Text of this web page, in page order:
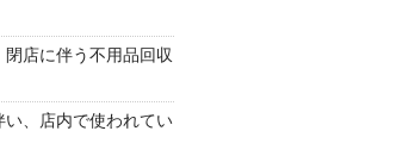
店に伴う不用品回収
、店内で使われてい